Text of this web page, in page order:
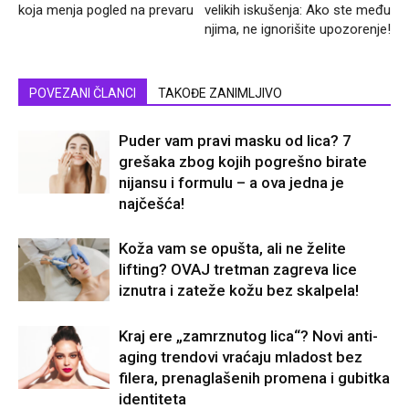
koja menja pogled na prevaru
velikih iskušenja: Ako ste među
njima, ne ignorišite upozorenje!
POVEZANI ČLANCI TAKOĐE ZANIMLJIVO
Puder vam pravi masku od lica? 7
grešaka zbog kojih pogrešno birate
nijansu i formulu – a ova jedna je
najčešća!
Koža vam se opušta, ali ne želite
lifting? OVAJ tretman zagreva lice
iznutra i zateže kožu bez skalpela!
Kraj ere „zamrznutog lica“? Novi anti-
aging trendovi vraćaju mladost bez
filera, prenaglašenih promena i gubitka
identiteta